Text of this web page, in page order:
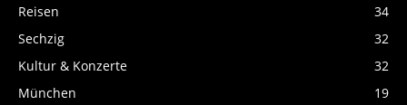
Reisen
34
Sechzig
32
Kultur & Konzerte
32
München
19